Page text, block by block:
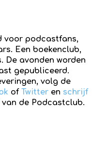
voor podcastfans,
Een boekenclub,
De avonden worden
gepubliceerd.
volg de
ofTwitter en schrijf
van de Podcastclub.